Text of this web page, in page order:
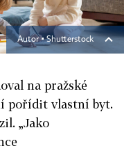
Autor ▪Shutterstock
na pražské
pořídit vlastní byt.
„Jako